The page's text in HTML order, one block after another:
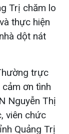
Trị chăm lo
thực hiện
dột nát
trực
ơn tình
Nguyễn Thị
viên chức
Quảng Trị